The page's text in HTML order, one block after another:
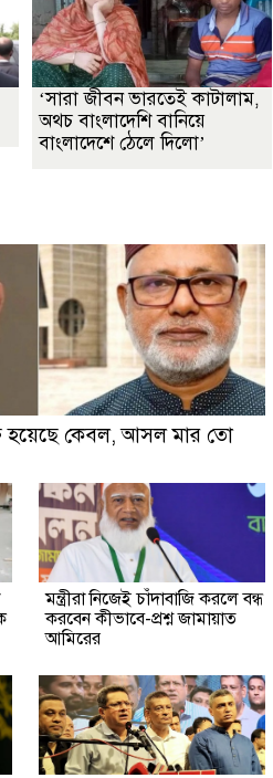
‘সারা জীবন ভারতেই কাটালাম,
অথচ বাংলাদেশি বানিয়ে
বাংলাদেশে ঠেলে দিলো’
হয়েছে কেবল, আসল মার তো
মন্ত্রীরা নিজেই চাঁদাবাজি করলে বন্ধ
করবেন কীভাবে-প্রশ্ন জামায়াত
আমিরের